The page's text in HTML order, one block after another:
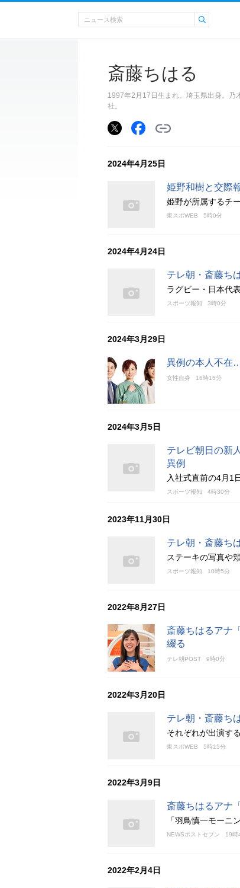
斎藤ちはる
1997年2月17日生まれ。埼玉県出身。乃
社。
2024年4月25日
姫野和樹と交際
姫野が所属するチ
東スポWEB 5時0分
2024年4月24日
テレ朝・斎藤ち
ラグビー・日本代
スポーツ報知 3時0分
2024年3月29日
異例の本人不在
女性自身 16時15分
2024年3月5日
テレビ朝日の新
異例
入社式直前の4月1
スポーツ報知 4時30分
2023年11月30日
テレ朝・斎藤ち
ステーキの写真や
スポーツ報知 10時5分
2022年8月27日
斎藤ちはるアナ
綴る
テレ朝POST 9時0分
2022年3月20日
テレ朝・斎藤ち
それぞれが出演す
東スポWEB 5時15分
2022年3月9日
斎藤ちはるアナ
「羽鳥慎一モーニ
NEWSポストセブン 19時
2022年2月4日